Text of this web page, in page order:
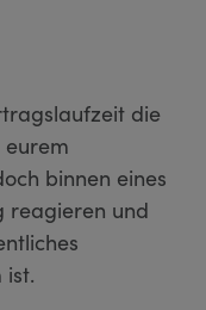
die
eurem
binnen eines
reagieren und
ist.